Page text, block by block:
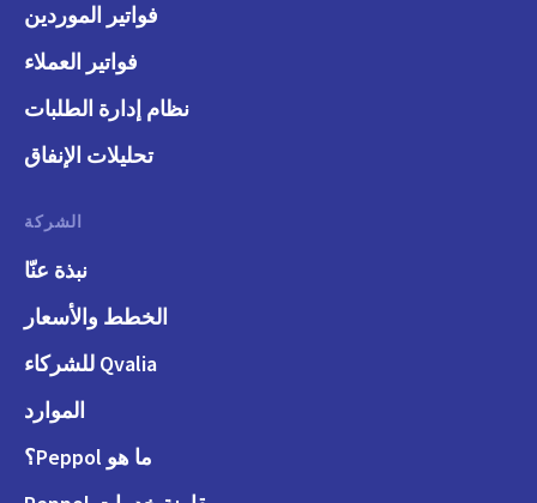
فواتير الموردين
فواتير العملاء
نظام إدارة الطلبات
تحليلات الإنفاق
الشركة
نبذة عنّا
الخطط والأسعار
Qvalia للشركاء
الموارد
ما هو Peppol؟